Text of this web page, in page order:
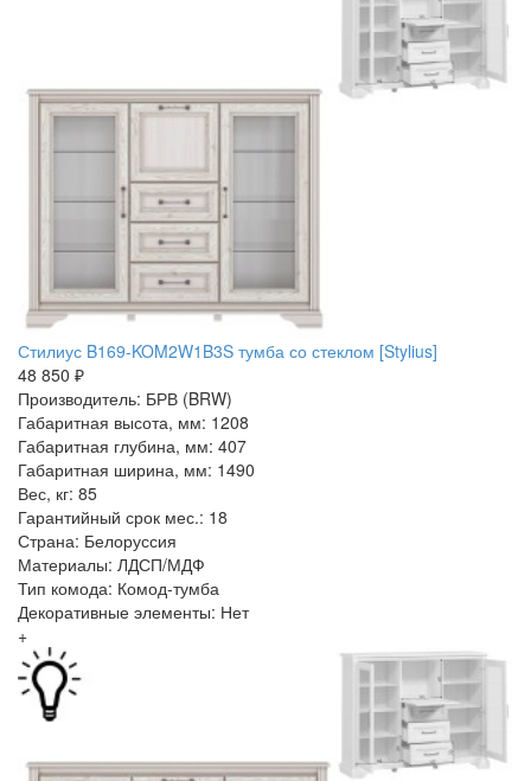
Стилиус B169-KOM2W1B3S тумба со стеклом [Stylius]
48 850 ₽
Производитель: БРВ (BRW)
Габаритная высота, мм: 1208
Габаритная глубина, мм: 407
Габаритная ширина, мм: 1490
Вес, кг: 85
Гарантийный срок мес.: 18
Страна: Белоруссия
Материалы: ЛДСП/МДФ
Тип комода: Комод-тумба
Декоративные элементы: Нет
+